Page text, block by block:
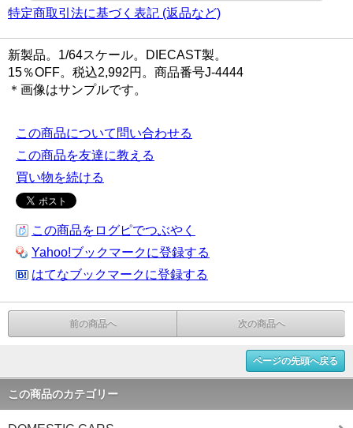
特定商取引法に基づく表記 (返品など)
新製品。1/64スケール。DIECAST製。
15％OFF。税込2,992円。商品番号J-4444
＊画像はサンプルです。
この商品について問い合わせる
この商品を友達に教える
買い物を続ける
この商品をログピでつぶやく
Yahoo!ブックマークに登録する
はてなブックマークに登録する
前の商品へ 次の商品へ
ページの先頭へ戻る
この商品のカテゴリー